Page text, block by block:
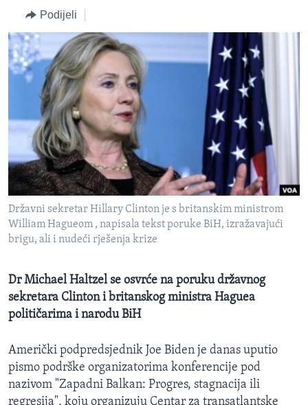
pretraguBOSNA I HERCEGOVINA
SVIJET
SPECIJALNI PROJEKTI
KORUPCIJA
SLOBODA MEDIJA
ŽENSKA STRANA
IZBJEGLIČKA STRANA
MAGAZIN
O GLASU AMERIKE
Learning English
PRATITE NAS
Jezici
Podijeli
Državni sekretar Hillary Clinton je s britanskim ministrom
William Hagueom , napisala tekst poruke BiH, izražavajući
brigu, ali i nudeći rješenja krize
Dr Michael Haltzel se osvrće na poruku državnog
sekretara Clinton i britanskog ministra Haguea
političarima i narodu BiH
Američki podpredsjednik Joe Biden je danas uputio
pismo podrške organizatorima konferencije pod
nazivom "Zapadni Balkan: Progres, stagnacija ili
regresija", koju organizuju Centar za transatlantske